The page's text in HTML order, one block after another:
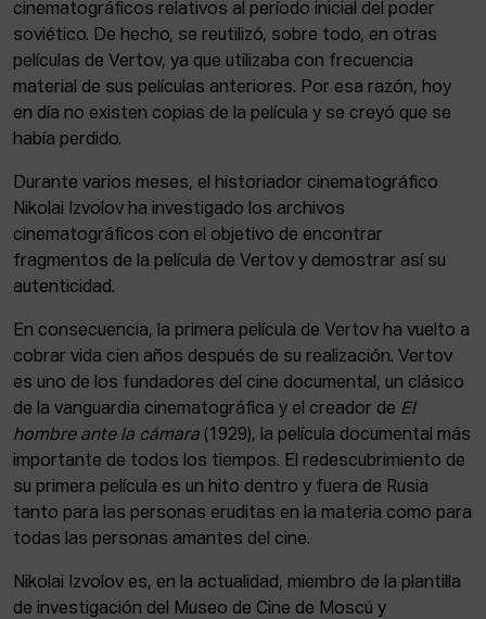
cinematográficos relativos al período inicial del poder
soviético. De hecho, se reutilizó, sobre todo, en otras
películas de Vertov, ya que utilizaba con frecuencia
material de sus películas anteriores. Por esa razón, hoy
en día no existen copias de la película y se creyó que se
había perdido.
Durante varios meses, el historiador cinematográfico
Nikolai Izvolov ha investigado los archivos
cinematográficos con el objetivo de encontrar
fragmentos de la película de Vertov y demostrar así su
autenticidad.
En consecuencia, la primera película de Vertov ha vuelto a
cobrar vida cien años después de su realización. Vertov
es uno de los fundadores del cine documental, un clásico
de la vanguardia cinematográfica y el creador de El
hombre ante la cámara (1929), la película documental más
importante de todos los tiempos. El redescubrimiento de
su primera película es un hito dentro y fuera de Rusia
tanto para las personas eruditas en la materia como para
todas las personas amantes del cine.
Nikolai Izvolov es, en la actualidad, miembro de la plantilla
de investigación del Museo de Cine de Moscú y